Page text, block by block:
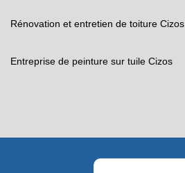
Rénovation et entretien de toiture Cizos
Entreprise de peinture sur tuile Cizos